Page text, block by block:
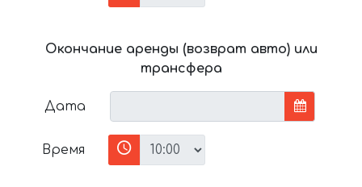
Окончание аренды (возврат авто) или
трансфера
Дата
Время